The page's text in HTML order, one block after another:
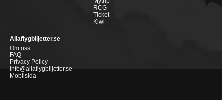
RCG
Ticket
Kiwi
Allaflygbiljetter.se
Om oss
FAQ
Privacy Policy
info@allaflygbiljetter.se
Mobilsida